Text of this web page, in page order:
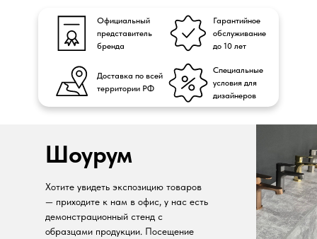
Официальный
представитель
бренда
Доставка по всей
территории РФ
Гарантийное
обслуживание
до 10 лет
Специальные
условия для
дизайнеров
Шоурум
Хотите увидеть экспозицию товаров
— приходите к нам в офис, у нас есть
демонстрационный стенд с
образцами продукции. Посещение